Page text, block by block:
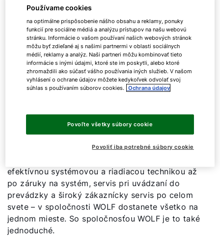
všetky komponenty do seba dokonale zapadajú a
sú navzájom optimálne zosúladené. Zaisťuje sa
tak vysoká úroveň bezpečnosti systému a
predovšetkým bezpečná funkčnosť systému vo
všetkých vašich projektoch.
Od začiatku vám stačí jediný partner, na ktorého
sa môžete obrátiť so všetkými požiadavkami a
prečo boli kompletné systémy energeticky
úsporných systémov WOLF naplánované a
nainštalované v toľkých kancelárskych budovách.
Od kompetentného poradenstva, premysleného
efektívnou systémovou a riadiacou technikou až
po záruky na systém, servis pri uvádzaní do
prevádzky a široký zákaznícky servis po celom
svete – v spoločnosti WOLF dostanete všetko na
jednom mieste. So spoločnosťou WOLF je to také
jednoduché.
Používame cookies
na optimálne prispôsobenie nášho obsahu a reklamy, ponuky
funkcií pre sociálne médiá a analýzu prístupov na našu webovú
stránku. Informácie o vašom používaní našich webových stránok
môžu byť zdieľané aj s našimi partnermi v oblasti sociálnych
médií, reklamy a analýz. Naši partneri môžu kombinovať tieto
informácie s inými údajmi, ktoré ste im poskytli, alebo ktoré
zhromaždili ako súčasť vášho používania iných služieb. V našom
vyhlásení o ochrane údajov môžete kedykoľvek odvolať svoj
súhlas s používaním súborov cookies.
Ochrana údajov
Povoliť iba potrebné súbory cookie
Povoľte všetky súbory cookie